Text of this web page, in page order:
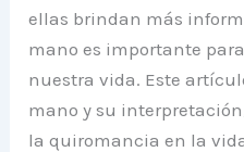
ellas brindan más
mano es importante
nuestra vida. Este
mano y su
la quiromancia en la